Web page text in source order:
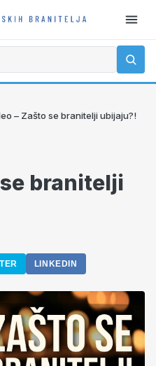
– Zašto se branitelji ubijaju?!
branitelji
LINKEDIN